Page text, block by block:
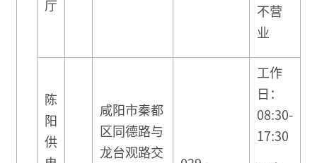
厅
不营
业
陈
阳
供
咸阳市秦都
区同德路与
龙台观路交
工作
日：
08:30-
17:30